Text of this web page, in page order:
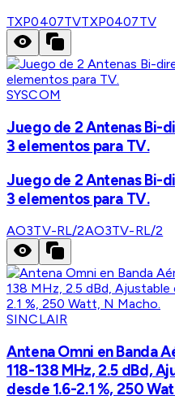
TXP0407TVTXP0407TV
SYSCOM
Juego de 2 Antenas Bi-
3 elementos para TV.
Juego de 2 Antenas Bi-
3 elementos para TV.
AO3TV-RL/2AO3TV-RL/2
SINCLAIR
Antena Omni en Banda
118-138 MHz, 2.5 dBd,
desde 1.6-2.1 %, 250